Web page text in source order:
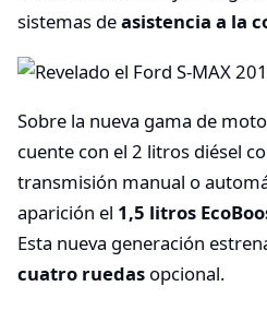
sistemas deasistencia a la
Sobre la nueva gama de
cuente con el 2 litros diésel
transmisión manual o
aparición el 1,5 litros
Esta nueva generación
cuatro ruedas opcional.